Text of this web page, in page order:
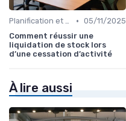
Planification et stratégie de vente • 05/11/2025
Comment réussir une
liquidation de stock lors
d’une cessation d’activité
À lire aussi